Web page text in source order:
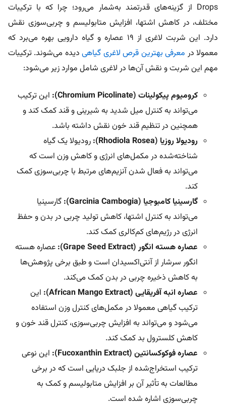
Drops از گزینه‌های قدرتمند به‌شمار می‌رود؛ چرا که با ترکیبات
مختلف، در کاهش اشتها، افزایش متابولیسم و چربی‌سوزی نقش
دارد. این شربت لاغری از ۱۹ عصاره و گیاه دارویی بهره می‌برد که
معمولا در معرفی بهترین قرص لاغری گیاهیدیده می‌شوند. ترکیبات
مهم این شربت و نقش آن‌ها در لاغری شامل موارد زیر می‌شود:
کرومیوم پیکولینات (Chromium Picolinate):
این ترکیب
می‌تواند به کنترل میل شدید به شیرینی و قند کمک کند و
همچنین در تنظیم قند خون نقش داشته باشد.
رودیولا روزیا (Rhodiola Rosea):
رودیولا یک گیاه
شناخته‌شده در مکمل‌های انرژی و کاهش وزن است که
می‌تواند به فعال شدن آنزیم‌های مرتبط با چربی‌سوزی کمک
کند.
گارسینیا کامبوجیا (Garcinia Cambogia):
گارسینیا
می‌تواند به کنترل اشتها، کاهش تولید چربی در بدن و حفظ
انرژی در رژیم‌های کم‌کالری کمک کند.
عصاره هسته انگور (Grape Seed Extract):
عصاره هسته
انگور سرشار از آنتی‌اکسیدان است و طبق برخی پژوهش‌ها
به کاهش ذخیره چربی در بدن کمک می‌کند.
عصاره انبه آفریقایی (African Mango Extract):
این
ترکیب گیاهی معمولا در مکمل‌های کنترل وزن استفاده
می‌شود و می‌تواند به افزایش چربی‌سوزی، کنترل قند خون و
کاهش کلسترول بد کمک کند.
عصاره فوکوکسانتین (Fucoxanthin Extract):
این نوعی
ترکیب استخراج‌شده از جلبک دریایی است که در برخی
مطالعات به تأثیر آن بر افزایش متابولیسم و کمک به
چربی‌سوزی اشاره شده است.